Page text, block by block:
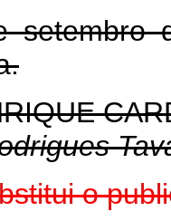
setembro
o